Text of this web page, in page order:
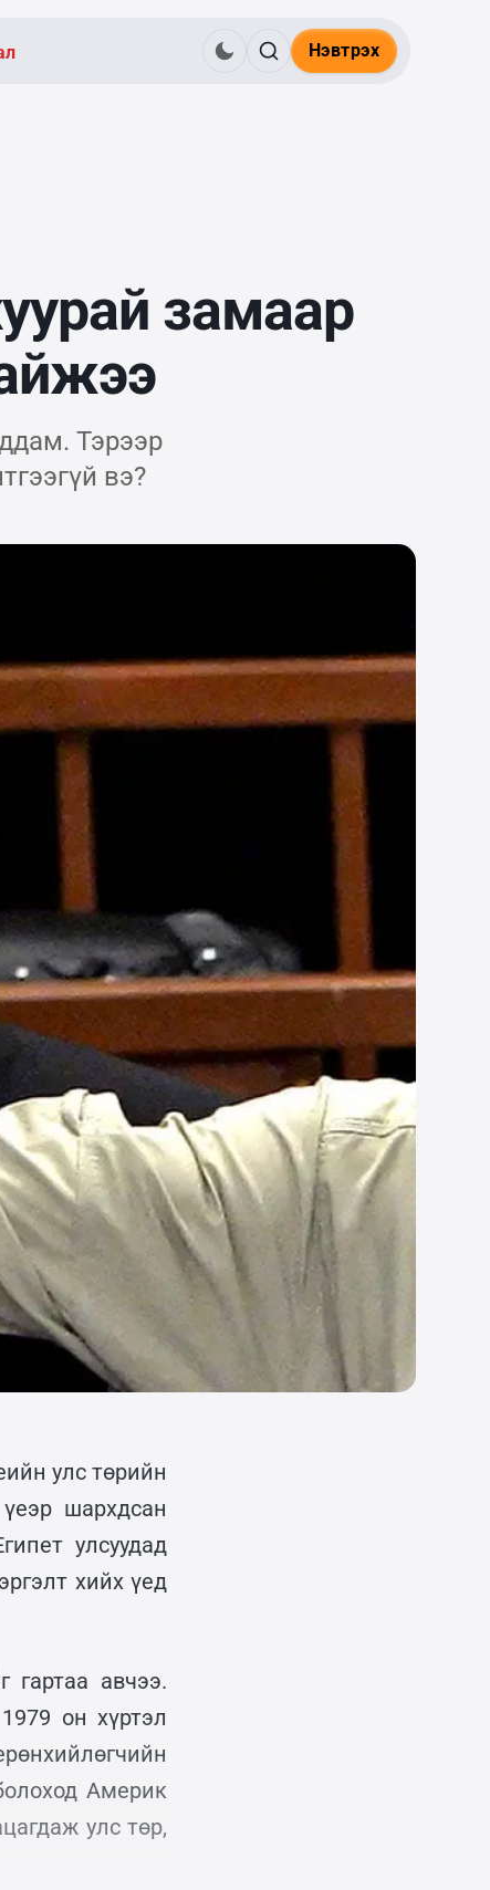
Нэвтрэх
замаар
Тэрээр
вэ?
улс төрийн
шархдсан
улсуудад
хийх үед
гартаа авчээ.
он хүртэл
Америк
улс төр,